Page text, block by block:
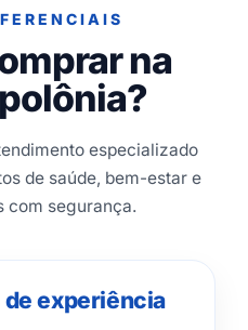
na
especializado
de saúde, bem-estar e
com segurança.
experiência